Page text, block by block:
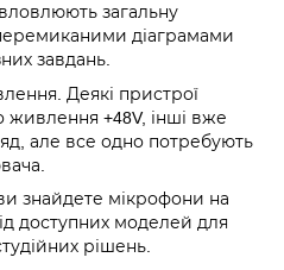
загальну
діаграмами
завдань.
Деякі пристрої
+48V, інші вже
але все одно потребують
знайдете мікрофони на
доступних моделей для
рішень.